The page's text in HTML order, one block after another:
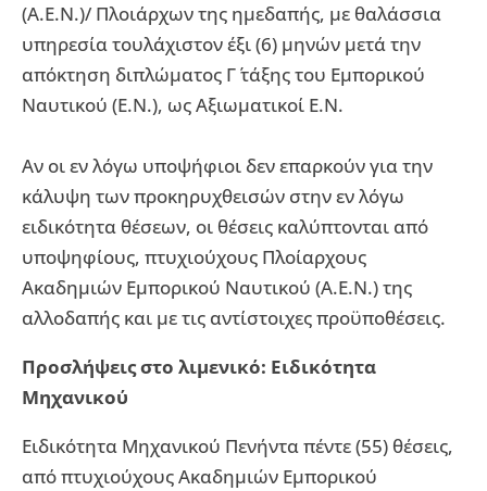
(Α.Ε.Ν.)/ Πλοιάρχων της ημεδαπής, με θαλάσσια
υπηρεσία τουλάχιστον έξι (6) μηνών μετά την
απόκτηση διπλώματος Γ΄ τάξης του Εμπορικού
Ναυτικού (Ε.Ν.), ως Αξιωματικοί Ε.Ν.
Αν οι εν λόγω υποψήφιοι δεν επαρκούν για την
κάλυψη των προκηρυχθεισών στην εν λόγω
ειδικότητα θέσεων, οι θέσεις καλύπτονται από
υποψηφίους, πτυχιούχους Πλοίαρχους
Ακαδημιών Εμπορικού Ναυτικού (Α.Ε.Ν.) της
αλλοδαπής και με τις αντίστοιχες προϋποθέσεις.
Προσλήψεις στο λιμενικό: Ειδικότητα
Μηχανικού
Ειδικότητα Μηχανικού Πενήντα πέντε (55) θέσεις,
από πτυχιούχους Ακαδημιών Εμπορικού